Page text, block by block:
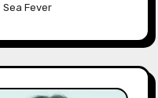
Sea Fever